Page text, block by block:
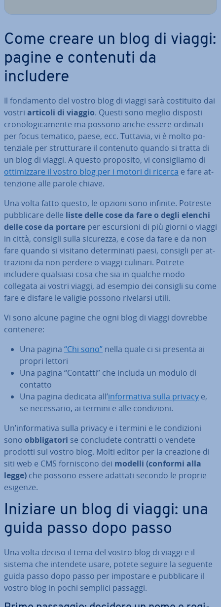
Come creare un blog di viaggi:
pagine e contenuti da
includere
Il fon­da­men­to del vostro blog di viaggi sarà co­sti­tui­to dai
vostri articoli di viaggio. Questi sono meglio disposti
cro­no­lo­gi­ca­men­te ma possono anche essere ordinati
per focus tematico, paese, ecc. Tuttavia, vi è molto po­
ten­zia­le per strut­tu­ra­re il contenuto quando si tratta di
un blog di viaggi. A questo proposito, vi con­si­glia­mo di
ot­ti­miz­za­re il vostro blog per i motori di ricerca e fare at­
ten­zio­ne alle parole chiave.
Una volta fatto questo, le opzioni sono infinite. Potreste
pub­bli­ca­re delle liste delle cose da fare o degli elenchi
delle cose da portare per escur­sio­ni di più giorni o viaggi
in città, consigli sulla sicurezza, e cose da fare e da non
fare quando si visitano de­ter­mi­na­ti paesi, consigli per at­
tra­zio­ni da non perdere o viaggi culinari. Potrete
includere qualsiasi cosa che sia in qualche modo
collegata ai vostri viaggi, ad esempio dei consigli su come
fare e disfare le valigie possono rivelarsi utili.
Vi sono alcune pagine che ogni blog di viaggi dovrebbe
contenere:
Una pagina “Chi sono” nella quale ci si presenta ai
propri lettori
Una pagina “Contatti” che includa un modulo di
contatto
Una pagina dedicata all’in­for­ma­ti­va sulla privacy e,
se ne­ces­sa­rio, ai termini e alle con­di­zio­ni.
Un’in­for­ma­ti­va sulla privacy e i termini e le con­di­zio­ni
sono ob­bli­ga­to­ri se con­clu­de­te contratti o vendete
prodotti sul vostro blog. Molti editor per la creazione di
siti web e CMS for­ni­sco­no dei modelli (conformi alla
legge) che possono essere adattati secondo le proprie
esigenze.
Iniziare un blog di viaggi: una
guida passo dopo passo
Una volta deciso il tema del vostro blog di viaggi e il
sistema che intendete usare, potete seguire la seguente
guida passo dopo passo per impostare e pub­bli­ca­re il
vostro blog in pochi semplici passaggi.